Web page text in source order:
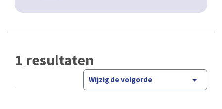
1 resultaten
Wijzig de volgorde